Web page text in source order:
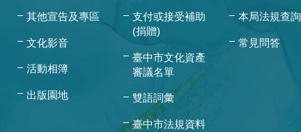
其他宣告及專區
文化影音
活動相簿
出版園地
支付或接受補助
(捐贈)
臺中市文化資產
審議名單
雙語詞彙
臺中市法規資料
本局法規查詢
常見問答